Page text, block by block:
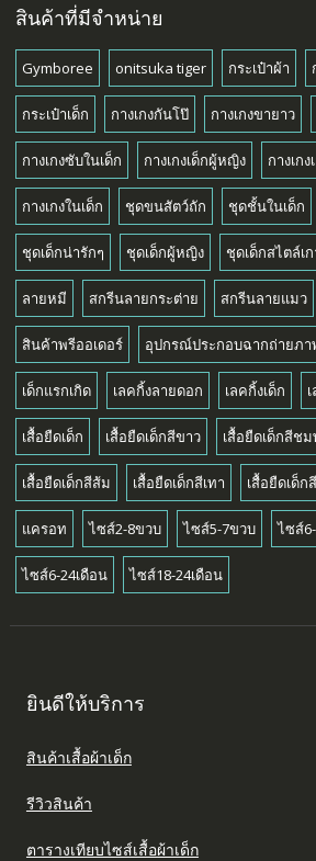
สินค้าที่มีจำหน่าย
Gymboree onitsuka tiger กระเป๋าผ้า
กระเป๋าเด็ก กางเกงกันโป๊ กางเกงขายาว
กางเกงซับในเด็ก กางเกงเด็กผู้หญิง กางเก
กางเกงในเด็ก ชุดขนสัตว์ถัก ชุดชั้นในเด็ก
ชุดเด็กน่ารักๆ ชุดเด็กผู้หญิง ชุดเด็กสไตล์เ
ลายหมี สกรีนลายกระต่าย สกรีนลายแมว
สินค้าพรีออเดอร์ อุปกรณ์ประกอบฉากถ่ายภา
เด็กแรกเกิด เลคกิ้งลายดอก เลคกิ้งเด็ก
เสื้อยืดเด็ก เสื้อยืดเด็กสีขาว เสื้อยืดเด็กสีช
เสื้อยืดเด็กสีส้ม เสื้อยืดเด็กสีเทา เสื้อยืดเด็ก
แครอท ไซส์2-8ขวบ ไซส์5-7ขวบ ไซส์
ไซส์6-24เดือน ไซส์18-24เดือน
ยินดีให้บริการ
สินค้าเสื้อผ้าเด็ก
รีวิวสินค้า
ตารางเทียบไซส์เสื้อผ้าเด็ก